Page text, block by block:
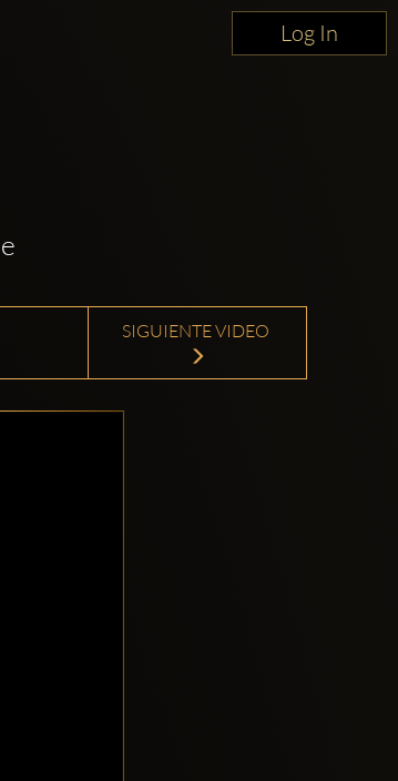
Log In
SIGUIENTE VIDEO